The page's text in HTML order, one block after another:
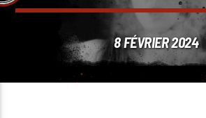
8 FÉVRIER 2024